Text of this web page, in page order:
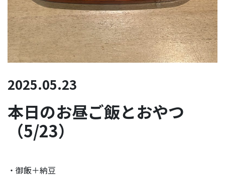
2025.05.23
本日のお昼ご飯とおやつ
（5/23）
・御飯＋納豆